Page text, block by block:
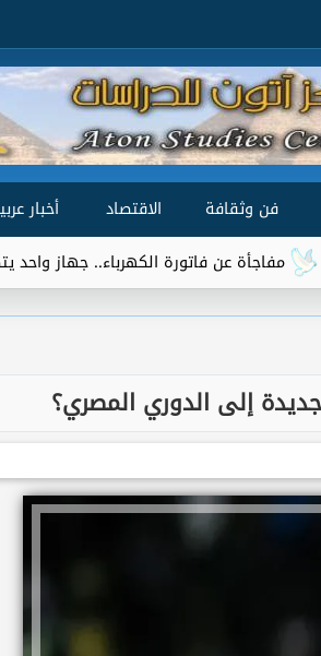
فن وثقافة الاقتصاد أخبار
عن فاتورة الكهرباء.. جهاز واحد يتصدر قائمة
إلى الدوري المصري؟